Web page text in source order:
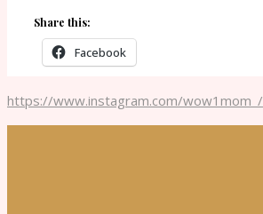
Share this:
Facebook
https://www.instagram.com/wow1mom_/